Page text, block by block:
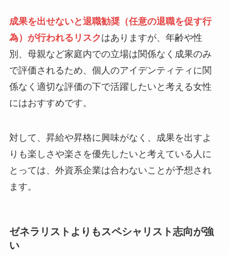
成果を出せないと退職勧奨（任意の退職を促す行
為）が行われるリスクはありますが、年齢や性
別、母親など家庭内での立場は関係なく成果のみ
で評価されるため、個人のアイデンティティに関
係なく適切な評価の下で活躍したいと考える女性
にはおすすめです。
対して、昇給や昇格に興味がなく、成果を出すよ
りも楽しさや楽さを優先したいと考えている人に
とっては、外資系企業は合わないことが予想され
ます。
ゼネラリストよりもスペシャリスト志向が強
い